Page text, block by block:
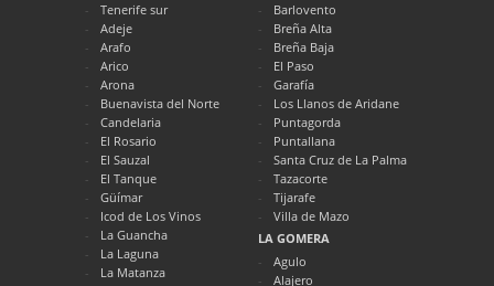
Tenerife sur
Adeje
Arafo
Arico
Arona
Buenavista del Norte
Candelaria
El Rosario
El Sauzal
El Tanque
Güímar
Icod de Los Vinos
La Guancha
La Laguna
La Matanza
Barlovento
Breña Alta
Breña Baja
El Paso
Garafía
Los Llanos de Aridane
Puntagorda
Puntallana
Santa Cruz de La Palma
Tazacorte
Tijarafe
Villa de Mazo
LA GOMERA
Agulo
Alajero